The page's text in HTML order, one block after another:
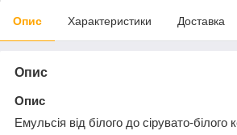
Опис Характеристики Доставка
Опис
Опис
Емульсія від білого до сірувато-білого